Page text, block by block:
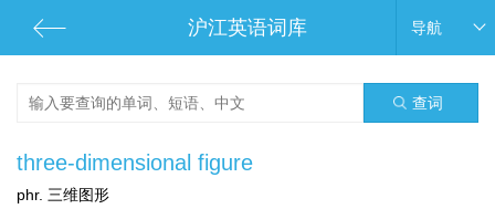
沪江英语词库 导航
查词
three-dimensional figure
phr. 三维图形